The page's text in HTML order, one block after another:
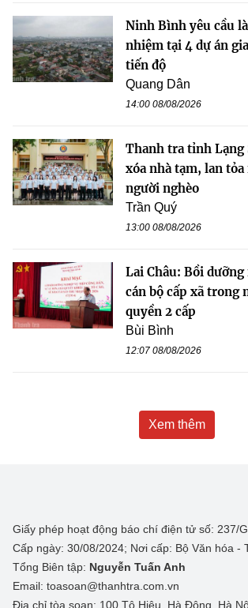
Ninh Bình yêu cầu
nhiệm tại 4 dự án
tiến độ
Quang Dân
14:00 08/08/2026
Thanh tra tỉnh Lạng
xóa nhà tạm, lan
người nghèo
Trần Quý
13:00 08/08/2026
Lai Châu: Bồi
cán bộ cấp xã trong
quyền 2 cấp
Bùi Bình
12:07 08/08/2026
Xem thêm
Giấy phép hoạt động báo chí điện tử số: 237/
Cấp ngày: 30/08/2024; Nơi cấp: Bộ Văn hóa -
Tổng Biên tập: Nguyễn Tuấn Anh
Email: toasoan@thanhtra.com.vn
Địa chỉ tòa soạn: 100 Tô Hiệu, Hà Đông, Hà